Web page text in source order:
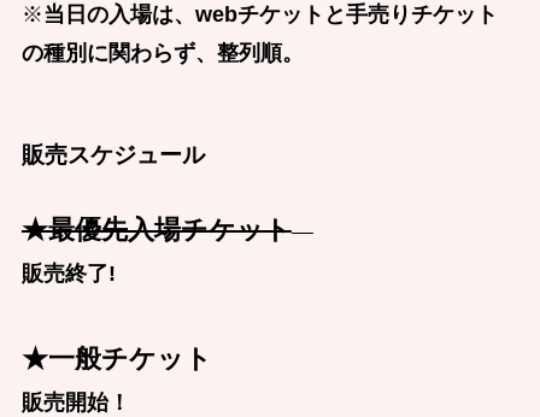
※当日の入場は、webチケットと手売りチケット
の種別に関わらず、整列順。
販売スケジュール
★最優先入場チケット
販売終了!
★一般チケット
販売開始！